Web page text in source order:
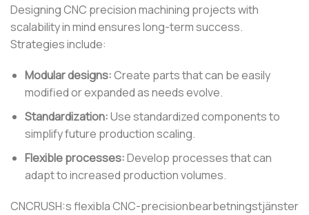
Designing CNC precision machining projects with
scalability in mind ensures long-term success.
Strategies include:
Modular designs:Create parts that can be easily
modified or expanded as needs evolve.
Standardization:Use standardized components to
simplify future production scaling.
Flexible processes:Develop processes that can
adapt to increased production volumes.
CNCRUSH:s flexibla CNC-precisionbearbetningstjänster